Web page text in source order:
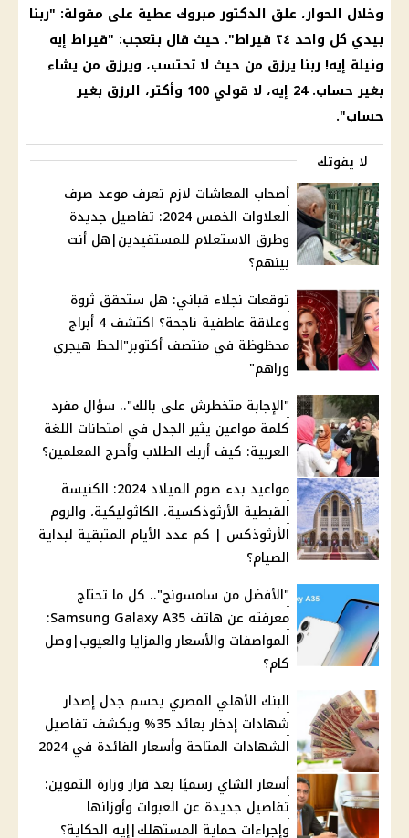
وخلال الحوار، علق الدكتورمبروك عطية على مقولة: "ربنا
بيدي كل واحد ٢٤ قيراط". حيث قال بتعجب: "قيراط إيه
ونيلة إيه! ربنا يرزق من حيث لا تحتسب، ويرزق من يشاء
بغيرحساب. 24 إيه، لا قولي 100 وأكتر، الرزق بغير
حساب".
لا يفوتك
أصحاب المعاشات لازم تعرف موعد صرف
العلاوات الخمس 2024: تفاصيل جديدة
وطرق الاستعلام للمستفيدين|هل أنت
بينهم؟
توقعات نجلاء قباني: هل ستحقق ثروة
وعلاقة عاطفية ناجحة؟ اكتشف 4 أبراج
محظوظة في منتصف أكتوبر"الحظ هيجري
وراهم"
"الإجابة متخطرش على بالك".. سؤال مفرد
كلمة مواعين يثير الجدل في امتحانات اللغة
العربية: كيف أربك الطلاب وأحرج المعلمين؟
مواعيد بدء صوم الميلاد 2024: الكنيسة
القبطية الأرثوذكسية، الكاثوليكية، والروم
الأرثوذكس | كم عدد الأيام المتبقية لبداية
الصيام؟
"الأفضل من سامسونج".. كل ما تحتاج
معرفته عن هاتف Samsung Galaxy A35:
المواصفات والأسعار والمزايا والعيوب|وصل
كام؟
البنك الأهلي المصري يحسم جدل إصدار
شهادات إدخار بعائد 35% ويكشف تفاصيل
الشهادات المتاحة وأسعار الفائدة في 2024
أسعار الشاي رسميًا بعد قرار وزارة التموين:
تفاصيل جديدة عن العبوات وأوزانها
وإجراءات حماية المستهلك|إيه الحكاية؟